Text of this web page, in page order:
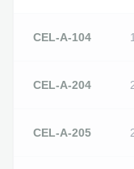
CEL-A-104 1
CEL-A-204
CEL-A-205